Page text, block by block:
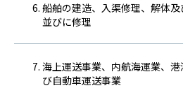
船舶の建造、入渠修理、解体
並びに修理
海上運送事業、内航海運業、
び自動車運送事業